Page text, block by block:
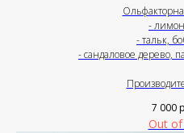
-
- тальк,
- сандаловое дерево,
7 000
Out